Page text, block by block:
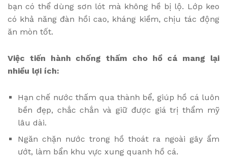
bạn có thể dùng sơn lót mà không hề bị lộ. Lớp keo
có khả năng đàn hồi cao, kháng kiềm, chịu tác động
ăn mòn tốt.
Việc tiến hành chống thấm cho hồ cá mang lại
nhiều lợi ích:
Hạn chế nước thấm qua thành bể, giúp hồ cá luôn
bền đẹp, chắc chắn và giữ được giá trị thẩm mỹ
lâu dài.
Ngăn chặn nước trong hồ thoát ra ngoài gây ẩm
ướt, làm bẩn khu vực xung quanh hồ cá.